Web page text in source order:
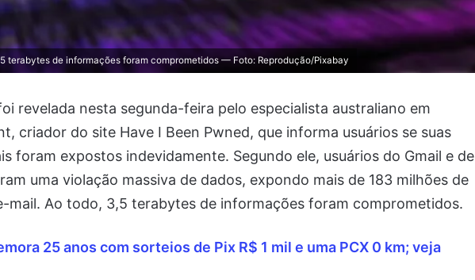
terabytes de informações foram comprometidos — Foto: Reprodução/Pixabay
revelada nesta segunda-feira pelo especialista australiano em
criador do site Have I Been Pwned, que informa usuários se suas
foram expostos indevidamente. Segundo ele, usuários do Gmail e de
uma violação massiva de dados, expondo mais de 183 milhões de
mail. Ao todo, 3,5 terabytes de informações foram comprometidos.
25 anos com sorteios de Pix R$ 1 mil e uma PCX 0 km; veja